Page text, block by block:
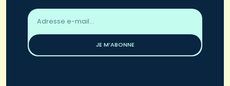
Adresse
email
JE M’ABONNE